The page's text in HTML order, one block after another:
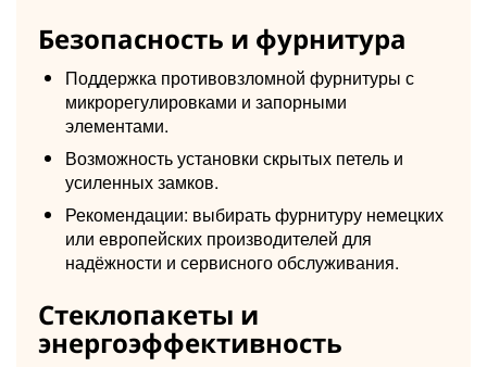
Безопасность и фурнитура
Поддержка противовзломной фурнитуры с
микрорегулировками и запорными
элементами.
Возможность установки скрытых петель и
усиленных замков.
Рекомендации: выбирать фурнитуру немецких
или европейских производителей для
надёжности и сервисного обслуживания.
Стеклопакеты и
энергоэффективность